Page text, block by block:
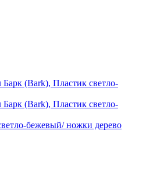
бежевый/ ножки дерево